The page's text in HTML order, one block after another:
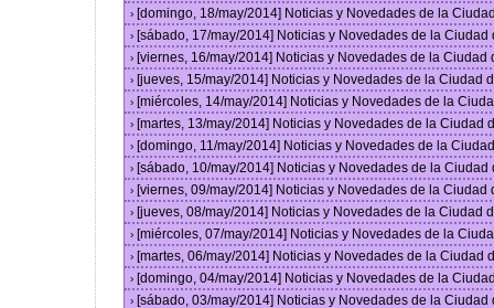
› [domingo, 18/may/2014] Noticias y Novedades de la
› [sábado, 17/may/2014] Noticias y Novedades de la
› [viernes, 16/may/2014] Noticias y Novedades de la
› [jueves, 15/may/2014] Noticias y Novedades de la Ciudad
› [miércoles, 14/may/2014] Noticias y Novedades de la
› [martes, 13/may/2014] Noticias y Novedades de la Ciudad
› [domingo, 11/may/2014] Noticias y Novedades de la
› [sábado, 10/may/2014] Noticias y Novedades de la
› [viernes, 09/may/2014] Noticias y Novedades de la
› [jueves, 08/may/2014] Noticias y Novedades de la Ciudad
› [miércoles, 07/may/2014] Noticias y Novedades de la
› [martes, 06/may/2014] Noticias y Novedades de la Ciudad
› [domingo, 04/may/2014] Noticias y Novedades de la
› [sábado, 03/may/2014] Noticias y Novedades de la